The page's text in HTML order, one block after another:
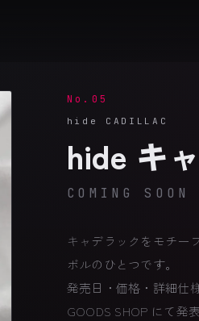
No.05
hide CADILLAC
hide キ
COMING SOON
キャデラックをモチー
ボルのひとつです。
発売日・価格・詳細仕
GOODS SHOP にて発